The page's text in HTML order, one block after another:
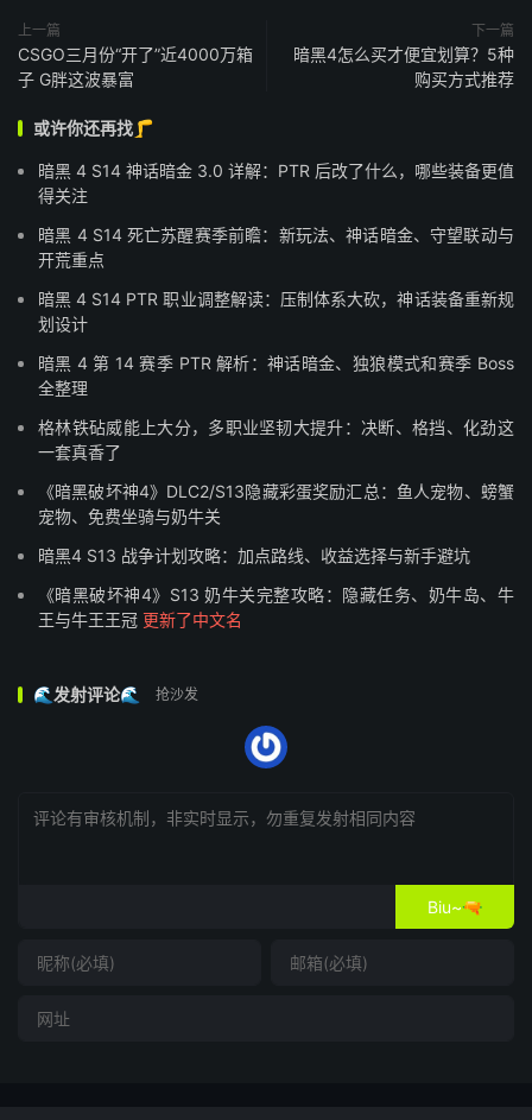
上一篇
CSGO三月份“开了”近4000万箱
子 G胖这波暴富
下一篇
暗黑4怎么买才便宜划算？5种
购买方式推荐
或许你还再找🦵
暗黑 4 S14 神话暗金 3.0 详解：PTR 后改了什么，哪些装备更值
得关注
暗黑 4 S14 死亡苏醒赛季前瞻：新玩法、神话暗金、守望联动与
开荒重点
暗黑 4 S14 PTR 职业调整解读：压制体系大砍，神话装备重新规
划设计
暗黑 4 第 14 赛季 PTR 解析：神话暗金、独狼模式和赛季 Boss
全整理
格林铁砧威能上大分，多职业坚韧大提升：决断、格挡、化劲这
一套真香了
《暗黑破坏神4》DLC2/S13隐藏彩蛋奖励汇总：鱼人宠物、螃蟹
宠物、免费坐骑与奶牛关
暗黑4 S13 战争计划攻略：加点路线、收益选择与新手避坑
《暗黑破坏神4》S13 奶牛关完整攻略：隐藏任务、奶牛岛、牛
王与牛王王冠 更新了中文名
🌊发射评论🌊 抢沙发
Biu~🔫